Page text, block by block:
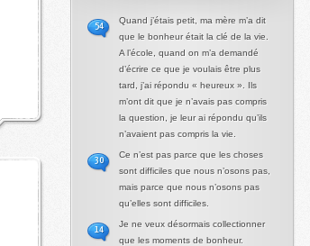
Quand j’étais petit, ma mère m’a dit
que le bonheur était la clé de la vie.
A l’école, quand on m’a demandé
d’écrire ce que je voulais être plus
tard, j’ai répondu « heureux ». Ils
m’ont dit que je n’avais pas compris
la question, je leur ai répondu qu’ils
n’avaient pas compris la vie.
54
Ce n’est pas parce que les choses
sont difficiles que nous n’osons pas,
mais parce que nous n’osons pas
qu’elles sont difficiles.
30
Je ne veux désormais collectionner
que les moments de bonheur.
14